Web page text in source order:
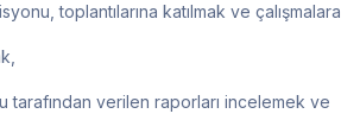
toplantılarına katılmak ve çalışmalara
tarafından verilen raporları incelemek ve